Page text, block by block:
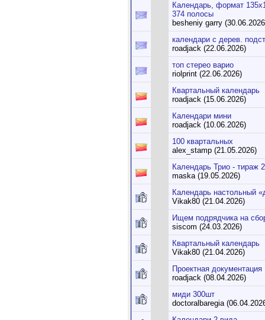
Календарь, формат
374 полосы
besheniy garry
календари с дерев.
roadjack (22.06.2026)
топ стерео варио
riolprint (22.06.2026)
Квартальный календарь
roadjack (15.06.2026)
Календари мини
roadjack (10.06.2026)
100 квартальных
alex_stamp (21.05.2026)
Календарь Трио - тираж
maska (19.05.2026)
Календарь настольный
Vikak80 (21.04.2026)
Ищем подрядчика на
siscom (24.03.2026)
Квартальный календарь
Vikak80 (21.04.2026)
Проектная документация
roadjack (08.04.2026)
миди 300шт
doctoralbaregia